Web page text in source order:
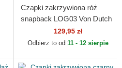
Czapki zakrzywiona róż
snapback LOG03 Von Dutch
129,95 zł
Odbierz to od 11 - 12 sierpie